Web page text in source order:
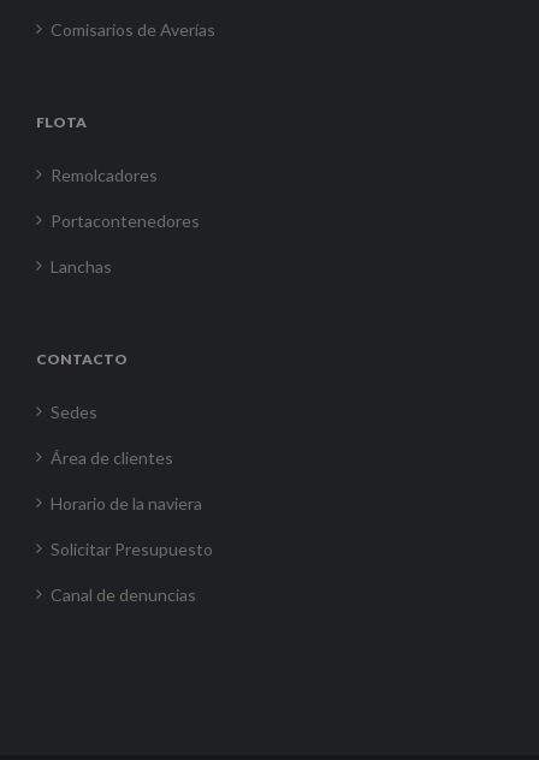
Comisarios de Averías
FLOTA
Remolcadores
Portacontenedores
Lanchas
CONTACTO
Sedes
Área de clientes
Horario de la naviera
Solicitar Presupuesto
Canal de denuncias